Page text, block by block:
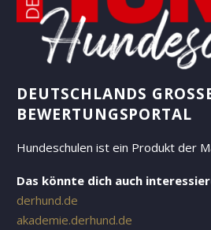
DEUTSCHLANDS
EWERTUNGSPORTAL
Hundeschulen ist ein Produkt der
Das könnte dich auch
derhund.de
akademie.derhund.de